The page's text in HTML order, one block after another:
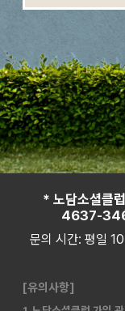
* 노담소셜클
4637-
문의 시간: 평일
[유의사항]